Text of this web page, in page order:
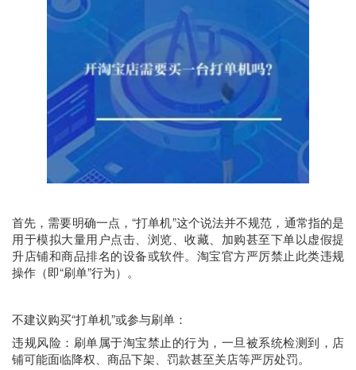
首先，需要明确一点，“打单机”这个说法并不规范，通常指的是
用于模拟大量用户点击、浏览、收藏、加购甚至下单以虚假提
升店铺和商品排名的设备或软件。淘宝官方严厉禁止此类违规
操作（即“刷单”行为）。
不建议购买“打单机”或参与刷单：
违规风险：刷单属于淘宝禁止的行为，一旦被系统检测到，店
铺可能面临降权、商品下架、罚款甚至关店等严厉处罚。